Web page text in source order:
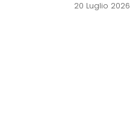
20 Luglio 2026